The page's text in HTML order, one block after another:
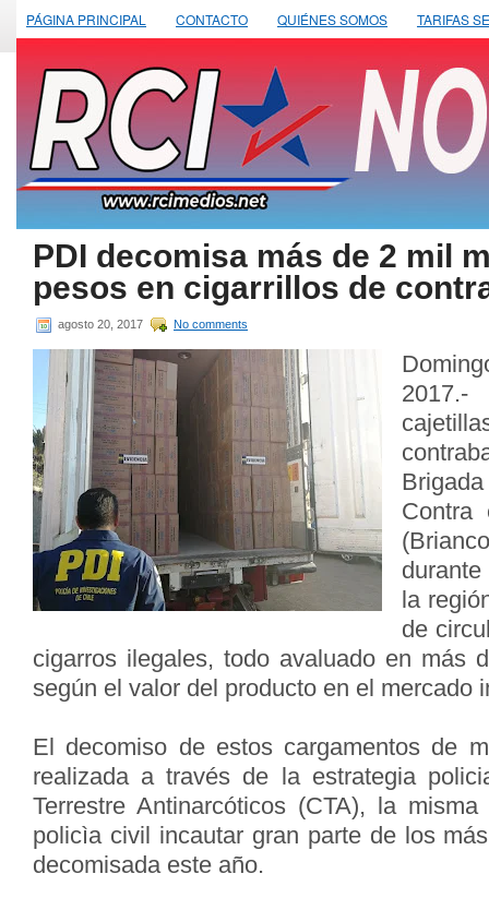
PÁGINA PRINCIPAL CONTACTO QUIÉNES SOMOS TARIFAS
PDI decomisa más de 2 mil
pesos en cigarrillos de
agosto 20, 2017 No comments
Contra
la
de
cigarros ilegales, todo avaluado en más
según el valor del producto en el mercado
El decomiso de estos cargamentos de
realizada a través de la estrategia
Terrestre Antinarcóticos (CTA), la
policìa civil incautar gran parte de los
decomisada este año.